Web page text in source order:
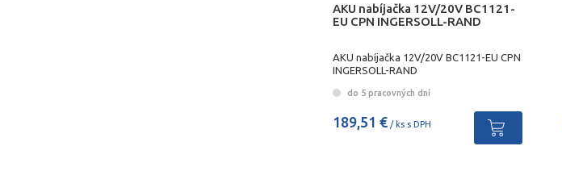
AKU nabíjačka 12V/20V BC1121-
EU CPN INGERSOLL-RAND
AKU nabíjačka 12V/20V BC1121-EU CPN
INGERSOLL-RAND
do 5 pracovných dní
189,51 € / ks s DPH